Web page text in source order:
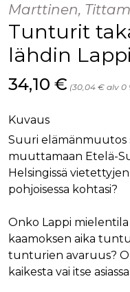
Marttinen,
Tunturit
lähdin
Hinta nyt
34,10 € (30,04 € alv 0
Kuvaus
Suuri elämänmuutos
muuttamaan Etelä-
Helsingissä
pohjoisessa kohtasi?
Onko Lappi
kaamoksen aika
tunturien avaruus?
kaikesta vai itse